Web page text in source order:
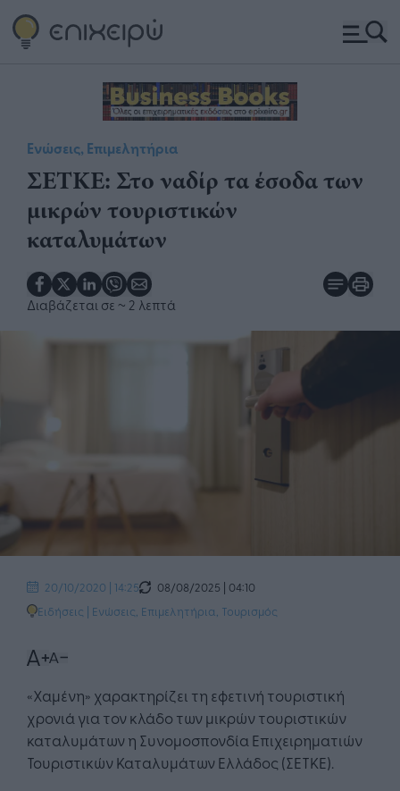
Ενώσεις, Επιμελητήρια
ΣΕΤΚΕ: Στο ναδίρ τα έσοδα των
μικρών τουριστικών
καταλυμάτων
Διαβάζεται σε ~ 2 λεπτά
20/10/2020 | 14:25
08/08/2025 | 04:10
Ειδήσεις | Ενώσεις, Επιμελητήρια Τουρισμός
«Χαμένη» χαρακτηρίζει τη εφετινή τουριστική
χρονιά για τον κλάδο των μικρών τουριστικών
καταλυμάτων η Συνομοσπονδία Επιχειρηματιών
Τουριστικών Καταλυμάτων Ελλάδος (ΣΕΤΚΕ).